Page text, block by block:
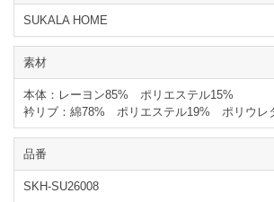
SUKALA HOME
素材
本体：レーヨン85% ポリエステル15%
衿リブ：綿78% ポリエステル19% ポリウレ
品番
SKH-SU26008